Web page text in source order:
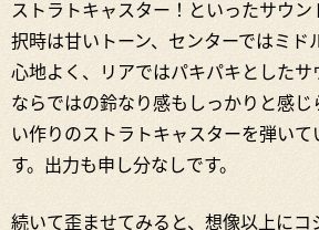
ストラトキャスター！といったサウ
択時は甘いトーン、センターではミド
心地よく、リアではパキパキとしたサ
ならではの鈴なり感もしっかりと感
い作りのストラトキャスターを弾い
す。出力も申し分なしです。
続いて歪ませてみると、想像以上にコ